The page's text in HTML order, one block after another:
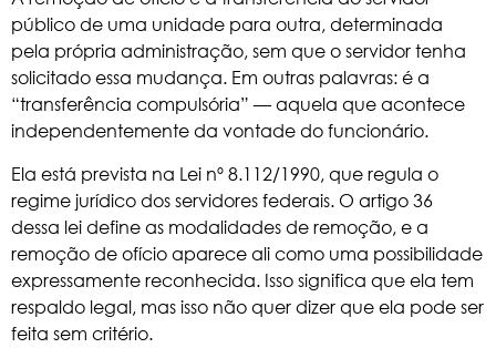
públicode uma unidade para outra, determinada
pela própria administração, sem que o servidor tenha
solicitado essa mudança. Em outras palavras: é a
“transferência compulsória” — aquela que acontece
independentemente da vontade do funcionário.
Ela está prevista na Lei nº 8.112/1990, que regula o
regime jurídico dos servidores federais. O artigo 36
dessa lei define as modalidades de remoção, e a
remoção de ofício aparece ali como uma possibilidade
expressamente reconhecida. Isso significa que ela tem
respaldo legal, mas isso não quer dizer que ela pode ser
feita sem critério.